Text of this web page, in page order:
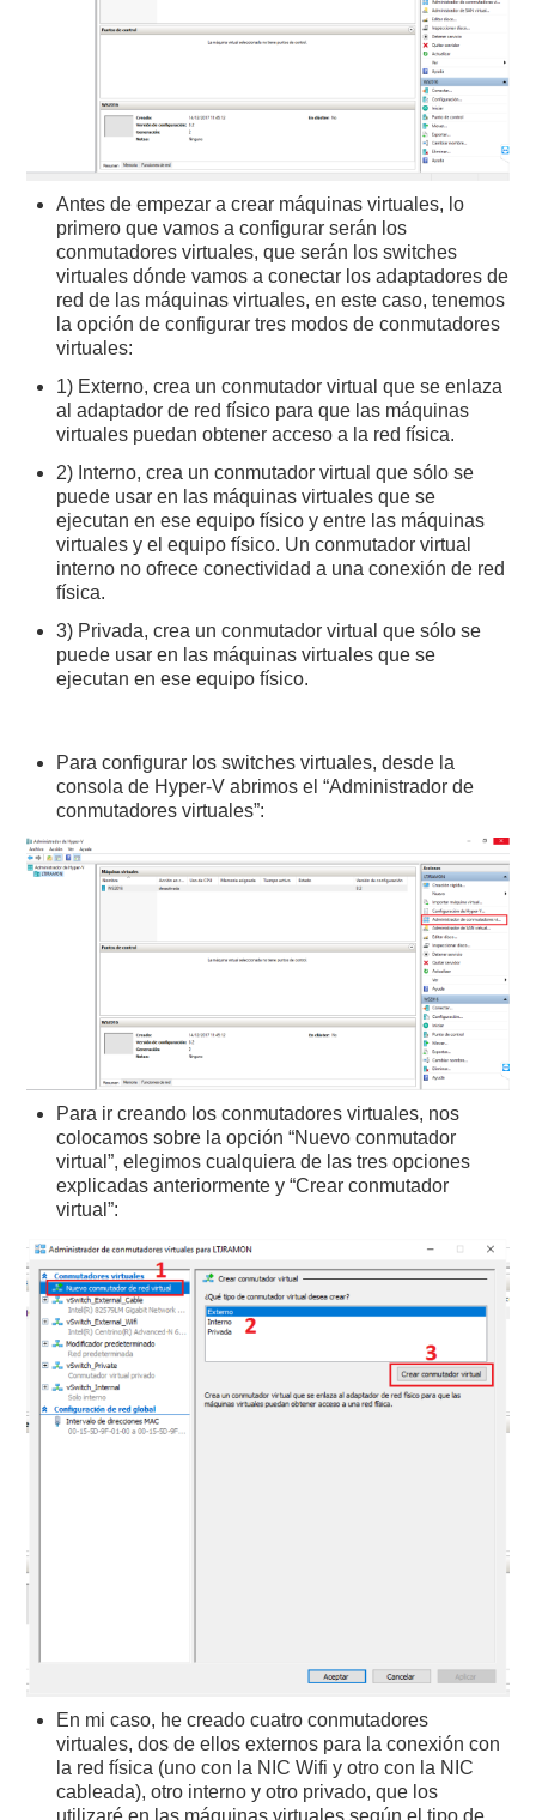
Antes de empezar a crear máquinas virtuales, lo
primero que vamos a configurar serán los
conmutadores virtuales, que serán los switches
virtuales dónde vamos a conectar los adaptadores de
red de las máquinas virtuales, en este caso, tenemos
la opción de configurar tres modos de conmutadores
virtuales:
1) Externo, crea un conmutador virtual que se enlaza
al adaptador de red físico para que las máquinas
virtuales puedan obtener acceso a la red física.
2) Interno, crea un conmutador virtual que sólo se
puede usar en las máquinas virtuales que se
ejecutan en ese equipo físico y entre las máquinas
virtuales y el equipo físico. Un conmutador virtual
interno no ofrece conectividad a una conexión de red
física.
3) Privada, crea un conmutador virtual que sólo se
puede usar en las máquinas virtuales que se
ejecutan en ese equipo físico.
Para configurar los switches virtuales, desde la
consola de Hyper-V abrimos el “Administrador de
conmutadores virtuales”:
Para ir creando los conmutadores virtuales, nos
colocamos sobre la opción “Nuevo conmutador
virtual”, elegimos cualquiera de las tres opciones
explicadas anteriormente y “Crear conmutador
virtual”:
En mi caso, he creado cuatro conmutadores
virtuales, dos de ellos externos para la conexión con
la red física (uno con la NIC Wifi y otro con la NIC
cableada), otro interno y otro privado, que los
utilizaré en las máquinas virtuales según el tipo de